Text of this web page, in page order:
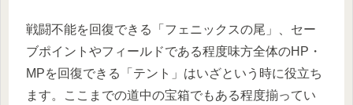
戦闘不能を回復できる「フェニックスの尾」、セー
ブポイントやフィールドである程度味方全体のHP・
MPを回復できる「テント」はいざという時に役立ち
ます。ここまでの道中の宝箱でもある程度揃ってい